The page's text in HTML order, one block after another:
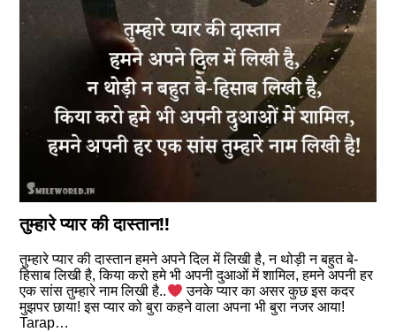
तुम्हारे प्यार की दास्तान!!
तुम्हारे प्यार की दास्तान हमने अपने दिल में लिखी है, न थोड़ी न बहुत बे-
हिसाब लिखी है, किया करो हमे भी अपनी दुआओं में शामिल, हमने अपनी हर
एक सांस तुम्हारे नाम लिखी है..
उनके प्यार का असर कुछ इस कदर
मुझपर छाया! इस प्यार को बुरा कहने वाला अपना भी बुरा नजर आया!
Tarap…